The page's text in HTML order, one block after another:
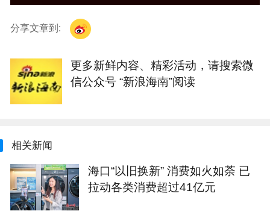
分享文章到:
更多新鲜内容、精彩活动，请搜索微
信公众号 “新浪海南”阅读
相关新闻
海口“以旧换新” 消费如火如荼 已
拉动各类消费超过41亿元